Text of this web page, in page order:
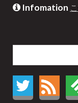
Infomation